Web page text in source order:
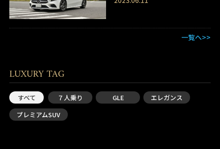
一覧へ>>
LUXURY TAG
すべて ７人乗り GLE
エレガンス
プレミアムSUV